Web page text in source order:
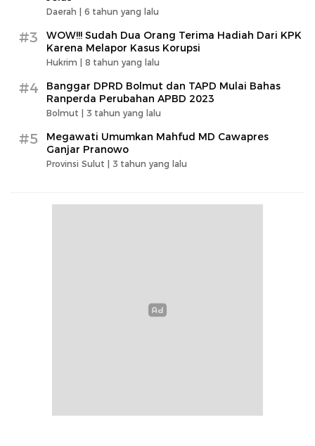
Daerah | 6 tahun yang lalu
#3
WOW!!! Sudah Dua Orang Terima Hadiah Dari KPK
Karena Melapor Kasus Korupsi
Hukrim | 8 tahun yang lalu
#4
Banggar DPRD Bolmut dan TAPD Mulai Bahas
Ranperda Perubahan APBD 2023
Bolmut | 3 tahun yang lalu
#5
Megawati Umumkan Mahfud MD Cawapres
Ganjar Pranowo
Provinsi Sulut | 3 tahun yang lalu